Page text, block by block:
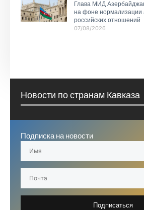
Глава МИД
на фоне нормализации
российских отношений
07/08/2026
Новости по странам Кавказа
Подписка на новости
Подписаться